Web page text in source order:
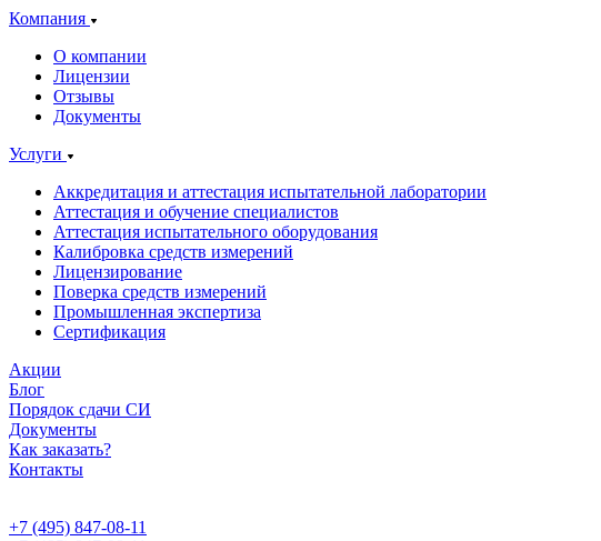
Компания
О компании
Лицензии
Отзывы
Документы
Услуги
Аккредитация и аттестация испытательной лаборатории
Аттестация и обучение специалистов
Аттестация испытательного оборудования
Калибровка средств измерений
Лицензирование
Поверка средств измерений
Промышленная экспертиза
Сертификация
Акции
Блог
Порядок сдачи СИ
Документы
Как заказать?
Контакты
+7 (495) 847-08-11